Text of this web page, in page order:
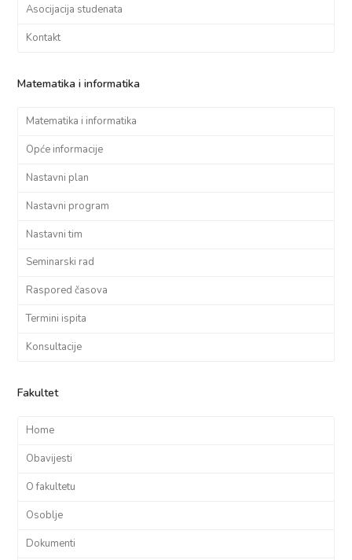
Asocijacija studenata
Kontakt
Matematika i informatika
Matematika i informatika
Opće informacije
Nastavni plan
Nastavni program
Nastavni tim
Seminarski rad
Raspored časova
Termini ispita
Konsultacije
Fakultet
Home
Obavijesti
O fakultetu
Osoblje
Dokumenti